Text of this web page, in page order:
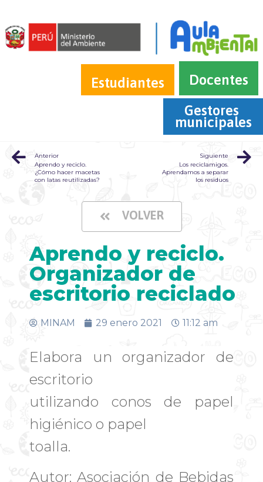
Estudiantes
Docentes
Gestores
municipales
Anterior
Aprendo y reciclo.
¿Cómo hacer macetas
con latas reutilizadas?
Siguiente
Los reciclamigos.
Aprendamos a separar
los residuos
VOLVER
Aprendo y reciclo.
Organizador de
escritorio reciclado
MINAM 29 enero 2021 11:12 am
Elabora un organizador de
escritorio
utilizando conos de papel
higiénico o papel
toalla.
Autor: Asociación de Bebidas